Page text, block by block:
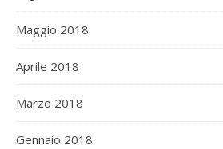
Maggio 2018
Aprile 2018
Marzo 2018
Gennaio 2018